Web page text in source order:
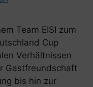
Team EISI zum
Cup
Verhältnissen
Gastfreundschaft
bis hin zur